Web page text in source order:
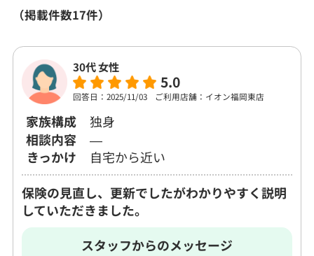
（掲載件数17件）
30代 女性
5.0
回答日：2025/11/03 ご利用店舗：イオン福岡東店
家族構成
独身
相談内容
―
きっかけ
自宅から近い
保険の見直し、更新でしたがわかりやすく説明
していただきました。
スタッフからのメッセージ